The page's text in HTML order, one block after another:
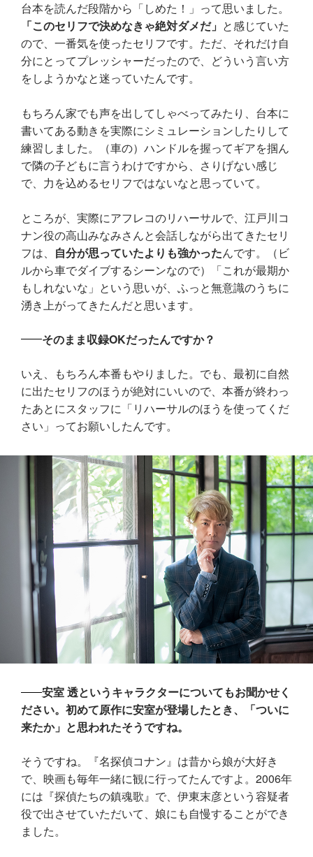
台本を読んだ段階から「しめた！」って思いました。
「このセリフで決めなきゃ絶対ダメだ」 と感じていた
ので、一番気を使ったセリフです。ただ、それだけ自
分にとってプレッシャーだったので、どういう言い方
をしようかなと迷っていたんです。
もちろん家でも声を出してしゃべってみたり、台本に
書いてある動きを実際にシミュレーションしたりして
練習しました。（車の）ハンドルを握ってギアを掴ん
で隣の子どもに言うわけですから、さりげない感じ
で、力を込めるセリフではないなと思っていて。
ところが、実際にアフレコのリハーサルで、江戸川コ
ナン役の高山みなみさんと会話しながら出てきたセリ
フは、 自分が思っていたよりも強かったんです。（ビ
ルから車でダイブするシーンなので）「これが最期か
もしれないな」という思いが、ふっと無意識のうちに
湧き上がってきたんだと思います。
そのまま収録OKだったんですか？
いえ、もちろん本番もやりました。でも、最初に自然
に出たセリフのほうが絶対にいいので、本番が終わっ
たあとにスタッフに「リハーサルのほうを使ってくだ
さい」ってお願いしたんです。
安室 透というキャラクターについてもお聞かせく
ださい。初めて原作に安室が登場したとき、「ついに
来たか」と思われたそうですね。
そうですね。『名探偵コナン』は昔から娘が大好き
で、映画も毎年一緒に観に行ってたんですよ。2006年
には『探偵たちの鎮魂歌』で、伊東末彦という容疑者
役で出させていただいて、娘にも自慢することができ
ました。